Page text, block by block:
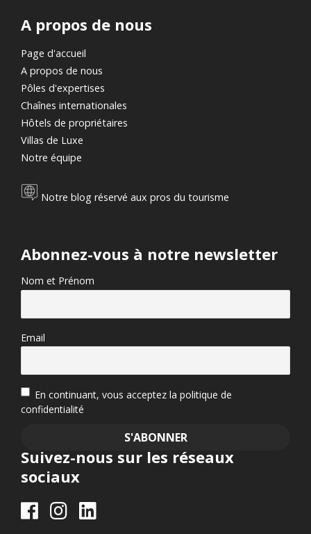
A propos de nous
Page d'accueil
A propos de nous
Pôles d'expertises
Chaînes internationales
Hôtels de propriétaires
Villas de Luxe
Notre équipe
Notre blog réservé aux pros du tourisme
Abonnez-vous à notre newsletter
Nom et Prénom
Email
En continuant, vous acceptez la politique de
confidentialité
Suivez-nous sur les réseaux
sociaux